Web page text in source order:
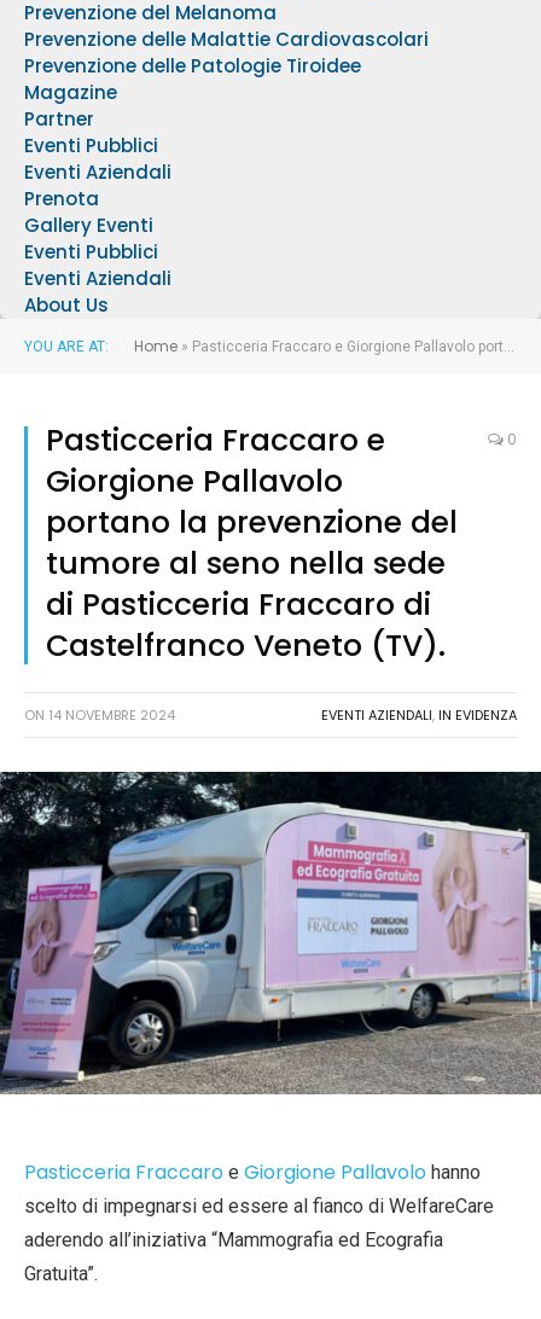
Prevenzione del Melanoma
Prevenzione delle Malattie Cardiovascolari
Prevenzione delle Patologie Tiroidee
Magazine
Partner
Eventi Pubblici
Eventi Aziendali
Prenota
Gallery Eventi
Eventi Pubblici
Eventi Aziendali
About Us
YOU ARE AT: Home » Pasticceria Fraccaro e Giorgione Pallavolo portano la prevenzione del tumore al seno nella sede di Pasticceria Fraccaro di Castelfranco Veneto (TV).
Pasticceria Fraccaro e
Giorgione Pallavolo
portano la prevenzione del
tumore al seno nella sede
di Pasticceria Fraccaro di
Castelfranco Veneto (TV).
0
ON 14 NOVEMBRE 2024 EVENTI AZIENDALI, IN EVIDENZA
Pasticceria Fraccaro e Giorgione Pallavolo hanno
scelto di impegnarsi ed essere al fianco di WelfareCare
aderendo all’iniziativa “Mammografia ed Ecografia
Gratuita”.